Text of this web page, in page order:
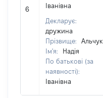
6
Іванівна
Декларує:
дружина
Прізвище:
Альчук
Ім'я:
Надія
По батькові (за
наявності):
Іванівна